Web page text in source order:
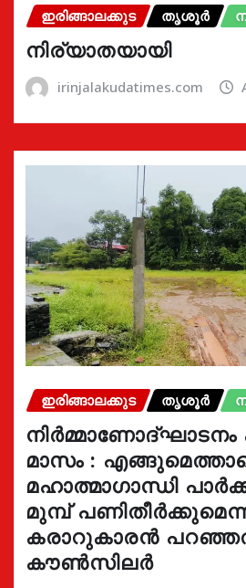
ഇരിങ്ങാലക്കുട തൃശൂർ
നിര്യാതയായി
irinjalakudatimes.com
ഇരിങ്ങാലക്കുട തൃശൂർ
നിർമ്മാണോദ്ഘാടനം
മാസം :
മഹാത്മാഗാന്ധി
മുമ്പ്
കരാറുകാരൻ
കൗൺസിലർ